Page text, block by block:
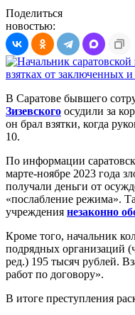
Поделиться
новостью:
В Саратове бывшего
Зизевского осудили за
он брал взятки, когда
10.
По информации
марте-ноябре 2023 года
получали деньги от
«послабление режима».
учреждения незаконно
Кроме того, начальник
подрядных организаций
ред.) 195 тысяч рублей.
работ по договору».
В итоге преступления